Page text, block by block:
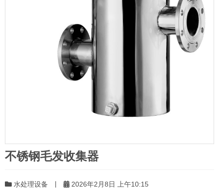
不锈钢毛发收集器
水处理设备 |
2026年2月8日 上午10:15